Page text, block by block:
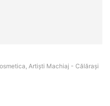
Artiști Machiaj - Călăraşi